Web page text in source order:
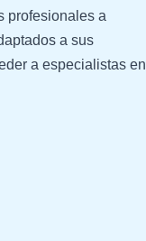
profesionales a
a sus
a especialistas en